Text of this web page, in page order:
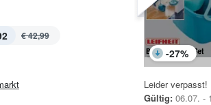
€ 42,99
-27%
Leider verpasst!
Gültig: 06.07. -